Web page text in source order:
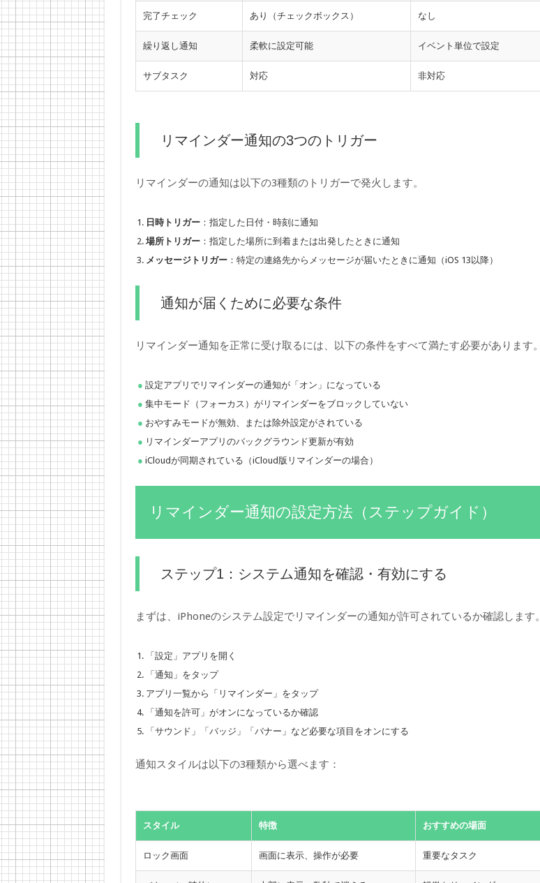
完了チェック あり（チェックボックス） なし
繰り返し通知 柔軟に設定可能 イベント単位で設定
サブタスク 対応 非対応
リマインダー通知の3つのトリガー
リマインダーの通知は以下の3種類のトリガーで発火します。
日時トリガー：指定した日付・時刻に通知
場所トリガー：指定した場所に到着または出発したときに通知
メッセージトリガー：特定の連絡先からメッセージが届いたときに通知（iOS 13以降）
通知が届くために必要な条件
リマインダー通知を正常に受け取るには、以下の条件をすべて満たす必要があります。
設定アプリでリマインダーの通知が「オン」になっている
集中モード（フォーカス）がリマインダーをブロックしていない
おやすみモードが無効、または除外設定がされている
リマインダーアプリのバックグラウンド更新が有効
iCloudが同期されている（iCloud版リマインダーの場合）
リマインダー通知の設定方法（ステップガイド）
ステップ1：システム通知を確認・有効にする
まずは、iPhoneのシステム設定でリマインダーの通知が許可されているか確認します。
「設定」アプリを開く
「通知」をタップ
アプリ一覧から「リマインダー」をタップ
「通知を許可」がオンになっているか確認
「サウンド」「バッジ」「バナー」など必要な項目をオンにする
通知スタイルは以下の3種類から選べます：
スタイル 特徴 おすすめの場面
ロック画面 画面に表示、操作が必要 重要なタスク